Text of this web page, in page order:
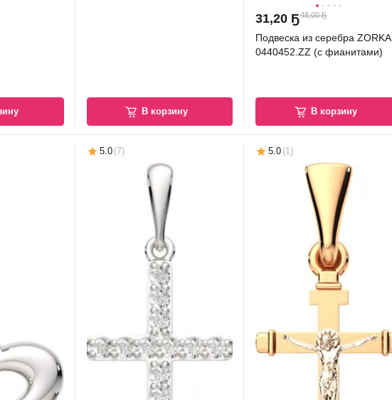
В корзину
31,20 Ҕ48,00 Ҕ
Подвеска из серебра ZORKA
0440452.ZZ (с фианитами)
В корзину
5.0 (7) 5.0 (1)